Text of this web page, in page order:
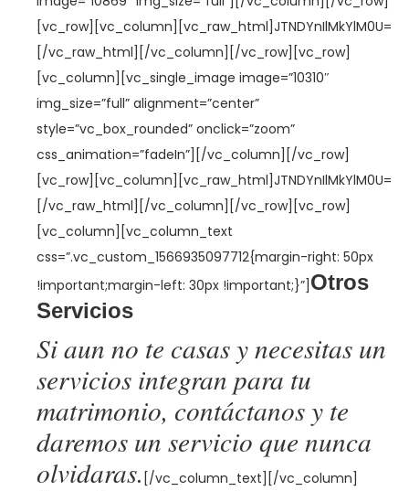
[vc_row][vc_column][vc_raw_html]JTNDYnIlMkYlM0U=
[/vc_raw_html][/vc_column][/vc_row][vc_row]
[vc_column][vc_single_image image=”10310″
img_size=”full” alignment=”center”
style=”vc_box_rounded” onclick=”zoom”
css_animation=”fadeIn”][/vc_column][/vc_row]
[vc_row][vc_column][vc_raw_html]JTNDYnIlMkYlM0U=
[/vc_raw_html][/vc_column][/vc_row][vc_row]
[vc_column][vc_column_text
css=”.vc_custom_1566935097712{margin-right: 50px
!important;margin-left: 30px !important;}”] Otros
Servicios
Si aun no te casas y necesitas un
servicios integran para tu
matrimonio, contáctanos y te
daremos un servicio que nunca
olvidaras. [/vc_column_text][/vc_column]